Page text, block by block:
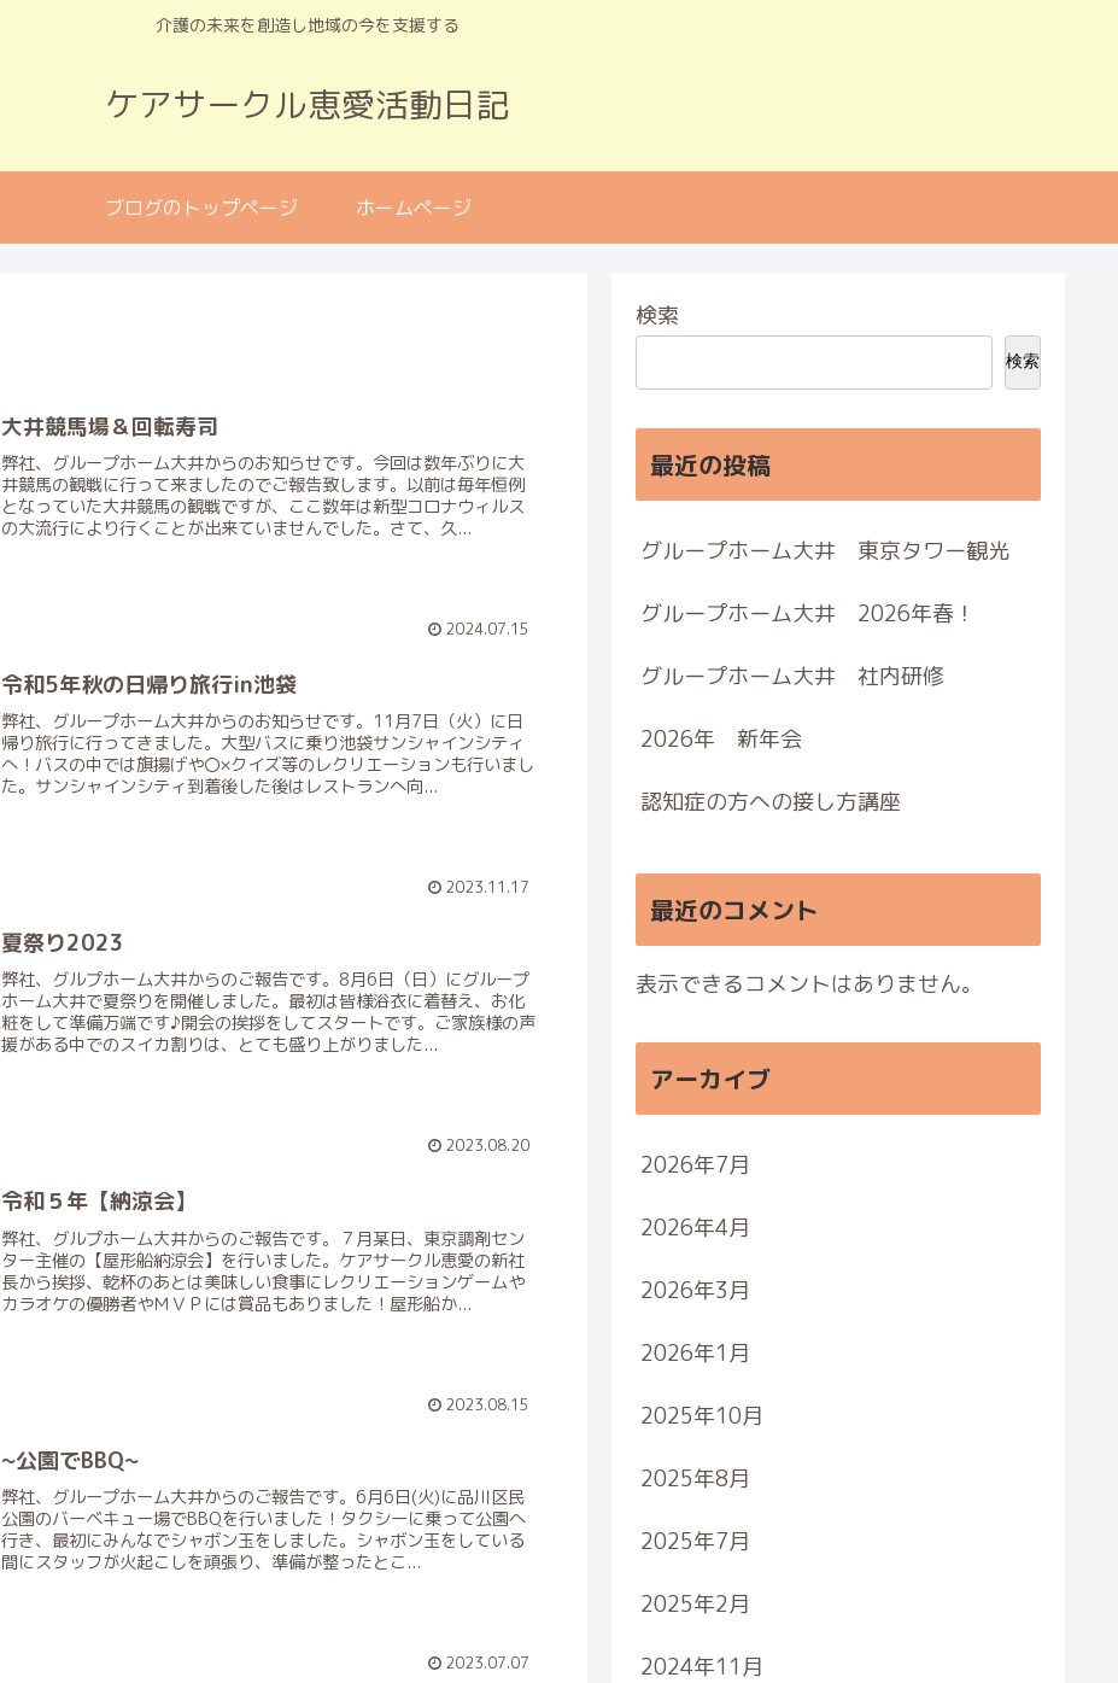
介護の未来を創造し地域の今を支援する
ケアサークル恵愛活動日記
ブログのトップページ ホームページ
大井競馬場＆回転寿司
弊社、グループホーム大井からのお知らせです。今回は数年ぶりに大
井競馬の観戦に行って来ましたのでご報告致します。以前は毎年恒例
となっていた大井競馬の観戦ですが、ここ数年は新型コロナウィルス
の大流行により行くことが出来ていませんでした。さて、久...
2024.07.15
令和5年秋の日帰り旅行in池袋
弊社、グループホーム大井からのお知らせです。11月7日（火）に日
帰り旅行に行ってきました。大型バスに乗り池袋サンシャインシティ
へ！バスの中では旗揚げや〇×クイズ等のレクリエーションも行いまし
た。サンシャインシティ到着後した後はレストランへ向...
2023.11.17
夏祭り2023
弊社、グルプホーム大井からのご報告です。8月6日（日）にグループ
ホーム大井で夏祭りを開催しました。最初は皆様浴衣に着替え、お化
粧をして準備万端です♪開会の挨拶をしてスタートです。ご家族様の声
援がある中でのスイカ割りは、とても盛り上がりました...
2023.08.20
令和５年【納涼会】
弊社、グルプホーム大井からのご報告です。７月某日、東京調剤セン
ター主催の【屋形船納涼会】を行いました。ケアサークル恵愛の新社
長から挨拶、乾杯のあとは美味しい食事にレクリエーションゲームや
カラオケの優勝者やＭＶＰには賞品もありました！屋形船か...
2023.08.15
~公園でBBQ~
弊社、グループホーム大井からのご報告です。6月6日(火)に品川区民
公園のバーベキュー場でBBQを行いました！タクシーに乗って公園へ
行き、最初にみんなでシャボン玉をしました。シャボン玉をしている
間にスタッフが火起こしを頑張り、準備が整ったとこ...
2023.07.07
検索
検索
最近の投稿
グループホーム大井 東京タワー観光
グループホーム大井 2026年春！
グループホーム大井 社内研修
2026年 新年会
認知症の方への接し方講座
最近のコメント
表示できるコメントはありません。
アーカイブ
2026年7月
2026年4月
2026年3月
2026年1月
2025年10月
2025年8月
2025年7月
2025年2月
2024年11月